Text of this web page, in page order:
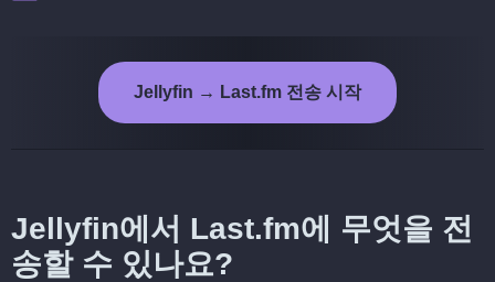
Jellyfin → Last.fm 전송 시작
Jellyfin에서 Last.fm에 무엇을 전
송할 수 있나요?